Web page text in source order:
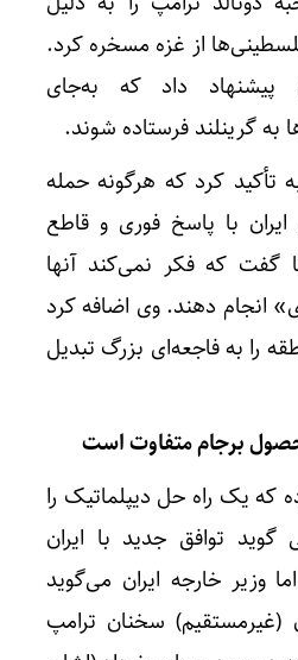
از غزه مسخره کرد.
پیشنهاد داد که به‌جای
به گرینلند فرستاده شوند.
تأکید کرد که هرگونه حمله
با پاسخ فوری و قاطع
گفت که فکر نمی‌کند آنها
انجام دهند. وی اضافه کرد
را به فاجعه‌ای بزرگ تبدیل
برجام متفاوت است
که یک راه حل دیپلماتیک را
توافق جدید با ایران
وزیر خارجه ایران می‌گوید
(غیرمستقیم) سخنان ترامپ